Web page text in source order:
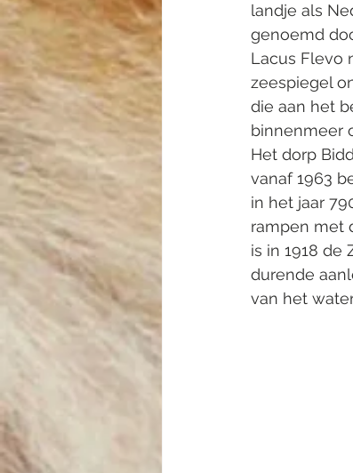
landje als
genoemd
Lacus Flevo
zeespiegel
die aan het
binnenmeer
Het dorp
vanaf 1963
in het jaar
rampen met
is in 1918 de
durende
van het